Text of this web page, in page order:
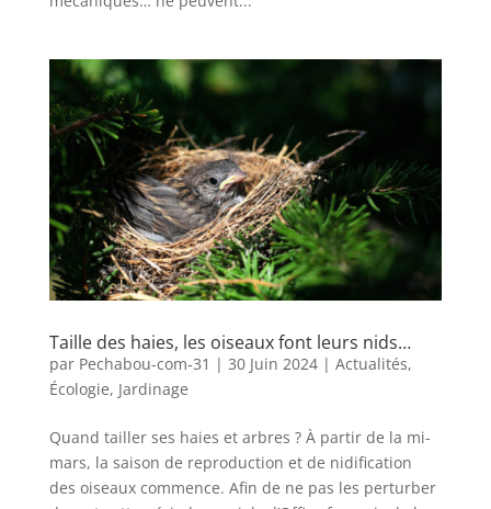
Taille des haies, les oiseaux font leurs nids…
par Pechabou-com-31 | 30 Juin 2024| Actualités,
Écologie, Jardinage
Quand tailler ses haies et arbres ? À partir de la mi-
mars, la saison de reproduction et de nidification
des oiseaux commence. Afin de ne pas les perturber